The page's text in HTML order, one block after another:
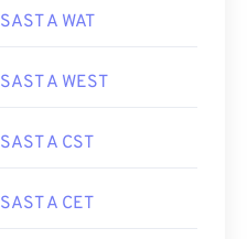
SAST A WAT
SAST A WEST
SAST A CST
SAST A CET